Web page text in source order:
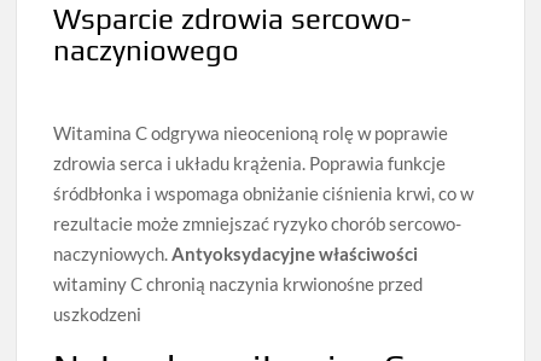
Wsparcie zdrowia sercowo-
naczyniowego
Witamina C odgrywa nieocenioną rolę w poprawie
zdrowia serca i układu krążenia. Poprawia funkcje
śródbłonka i wspomaga obniżanie ciśnienia krwi, co w
rezultacie może zmniejszać ryzyko chorób sercowo-
naczyniowych.Antyoksydacyjne właściwości
witaminy C chronią naczynia krwionośne przed
uszkodzeni